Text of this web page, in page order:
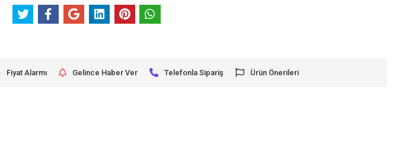
Fiyat Alarmı Gelince Haber Ver Telefonla Sipariş Ürün Önerileri